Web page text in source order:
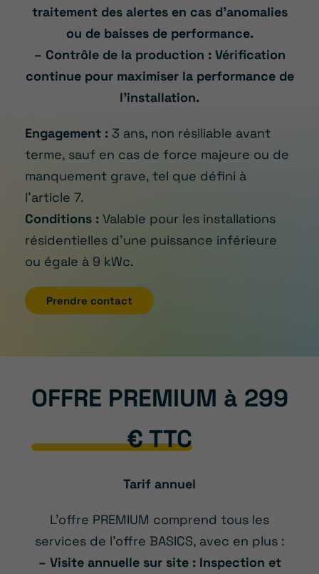
traitement des alertes en cas d’anomalies
ou de baisses de performance.
– Contrôle de la production : Vérification
continue pour maximiser la performance de
l’installation.
Engagement : 3 ans, non résiliable avant
terme, sauf en cas de force majeure ou de
manquement grave, tel que défini à
l’article 7.
Conditions : Valable pour les installations
résidentielles d’une puissance inférieure
ou égale à 9 kWc.
Prendre contact
OFFRE PREMIUM à 299
€ TTC
Tarif annuel
L’offre PREMIUM comprend tous les
services de l’offre BASICS, avec en plus :
– Visite annuelle sur site : Inspection et